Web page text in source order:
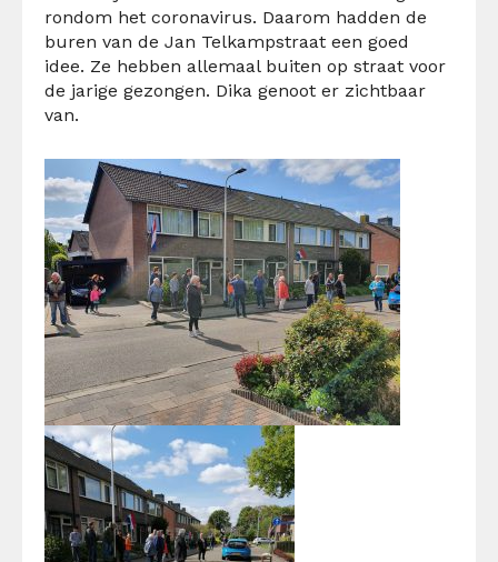
rondom het coronavirus. Daarom hadden de
buren van de Jan Telkampstraat een goed
idee. Ze hebben allemaal buiten op straat voor
de jarige gezongen. Dika genoot er zichtbaar
van.